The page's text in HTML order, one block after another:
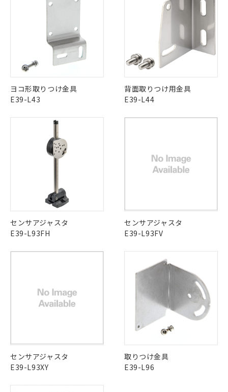
ヨコ形取りつけ金具
E39-L43
背面取りつけ用金具
E39-L44
センサアジャスタ
E39-L93FH
センサアジャスタ
E39-L93FV
センサアジャスタ
E39-L93XY
取りつけ金具
E39-L96
以下の条件をお読みいただき、同意のうえ
ご利用ください。
本サービスは、当社制御機器事業取扱
商品の当社在庫状況および標準価格
(税抜)を提供させていただくもので
す。
当社制御機器事業取扱商品の中には、
記載している更新日時点での社内デー
タに基づき作成されるものであり、閲
覧された時点での実際の在庫および標
準価格とは異なる場合があることをご
了承ください。
正式な納期状況および標準価格はお客
様のお取引先、またはお客様担当のオ
ムロン制御機器販売店・当社販売員に
ご相談ください。
オムロン制御機器販売店や当社販売拠
点は「販売ネットワーク
」をご確認
在庫状況および標準価格結果を当社の
事前の承諾なく第三者に漏洩または開
示しないようお願いします。
マイパーツ機能（部品リスト作成サー
ビス）をご利用いただくには、I-Web
メンバーズにご登録されている必要が
お客様が当ウェブサイト上で当社にご
登録された部品リストについて、当社
および当社の共同利用者が、当社の製
対応予定なし：EU RoHS指令（10物質）の
非含有に非対応の商品で、対応品を出す予
定はありません。
調査・確認中：EU RoHS指令（10物質）の
非含有の対応状況を調査中または確認中の
非該当品：ライセンス料など無形物で、有
害物質有無と関係のない商品です。
いたものが、含有品と判明した場合などや
むを得ず変更することがあります。
*EU RoHS指令（10物質）：
鉛(Pb) 1000ppm以下、 水銀(Hg) 1000ppm以下、 カド
六価クロム(Cr(Ⅵ)) 1000ppm以下、ポリ臭化ビフェニル
(PBDE) 1000ppm以下、フタル酸ビス(2-エチルヘキシ
ル) (DEHP)(別名：DOP) 1000ppm以下、フタル酸ブチ
ルベンジル（BBP） 1000ppm以下、フタル酸ジブチル
（DBP） 1000ppm以下、フタル酸ジイソブチル
但し、RoHS指令で産業用監視および制御機器に対する
適用除外項目は除く。
部品在庫の切り替え状況などにより、予定
月が前後することがあります。
※3 非含有証明書ダウンロード
とができます。
※1 中国RoHS○×表
「○」：最大均質材料含有率が中国RoHSの
基準値以下であることを示します。
「×」：最大均質材料含有率が中国RoHSの
基準値を超えていることを示します。
「－」：未確認です。当社販売部門へお問
い合わせください。
*中国RoHS10物質の基準値 (GB/T26572)：
Pb(鉛) :1000ppm、 Hg(水銀) : 1000ppm、 Cd(カドミウ
ニル類) : 1000ppm、 PBDEs(ポリ臭化ジフェニルエーテ
ル類) : 1000ppm、
DBP(フタル酸ジブチル) : 1000ppm、 DIBP(フタル酸ジ
イソブチル) : 1000ppm、 BBP(フタル酸ブチルベンジ
ル) : 1000ppm、
DEHP(フタル酸ビス(2-エチルヘキシル)) : 1000ppm
「ｅ」：有害物質（10物質）のすべてが基
準値以下であることを示します。
「10」：通常の使用状況下において有害物
質が外部に漏えいし、環境に深刻な影響を
「－」：未確認です。当社販売部門へお問
い合わせください。
当社は、これら貴社製品のうち、外国
（以下｢規制貨物等」という）を輸出
または国外への提供する場合は、日本
国政府の輸出許可(または役務取引許
可)を取得するなどの必要な手続きを
当社は規制貨物を破棄する場合は、完
全に破砕するなど、違法に輸出されな
当社は貴社製品を、核兵器、ミサイ
ル、化学兵器、生物兵器またはその他
当社は、貴社製品を第三者に販売する
場合は、上記1、2および3の内容を当
該第三者に通知します。また当社は、
販売先および販売に係わる関係者が違
法に輸出するおそれがある場合は、取
合意する
記
○
△ 一定数には満たないが在庫あり
在庫なし(最新の在庫状況につ
いては、お客様のお取引先、ま
たはお客様担当のオムロン制御
機器販売店・当社販売員にご確
空
受注生産機種、また在庫状況の
情報を公開していない機種